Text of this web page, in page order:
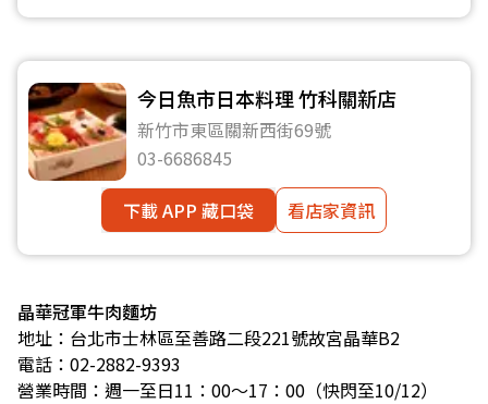
今日魚市日本料理 竹科關新店
新竹市東區關新西街69號
03-6686845
下載 APP 藏口袋
看店家資訊
晶華冠軍牛肉麵坊
地址：台北市士林區至善路二段221號故宮晶華B2
電話：02-2882-9393
營業時間：週一至日11：00～17：00（快閃至10/12）